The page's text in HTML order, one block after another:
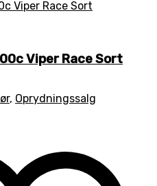
Viper Race Sort
, Oprydningssalg